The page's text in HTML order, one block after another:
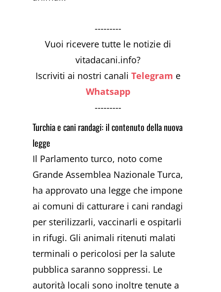
---------
Vuoi ricevere tutte le notizie di
vitadacani.info?
Iscriviti ai nostri canaliTelegram e
Whatsapp
---------
Turchia e cani randagi: il contenuto della nuova
legge
Il Parlamento turco, noto come
Grande Assemblea Nazionale Turca,
ha approvato una legge che impone
ai comuni di catturare i cani randagi
per sterilizzarli, vaccinarli e ospitarli
in rifugi. Gli animali ritenuti malati
terminali o pericolosi per la salute
pubblica saranno soppressi. Le
autorità locali sono inoltre tenute a